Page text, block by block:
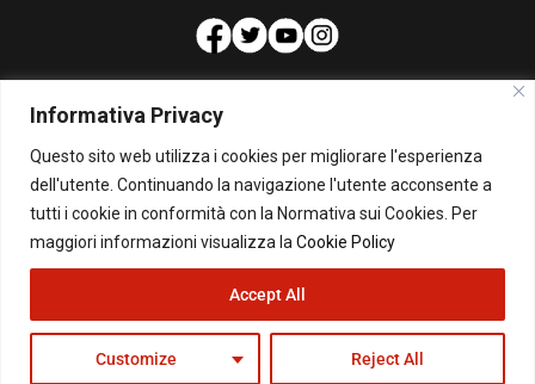
Informativa Privacy
Questo sito web utilizza i cookies per migliorare l'esperienza
dell'utente. Continuando la navigazione l'utente acconsente a
tutti i cookie in conformità con la Normativa sui Cookies. Per
maggiori informazioni visualizza la Cookie Policy
Customize Reject All
Accept All
PUBBLICITA'
Per la tua pubblicità su questo Blog:
pubblicita@beppegrillo.it
© Copyright 2026 - Il Blog di Beppe Grillo. All Rights Reserved - Powered by
happygrafic.com